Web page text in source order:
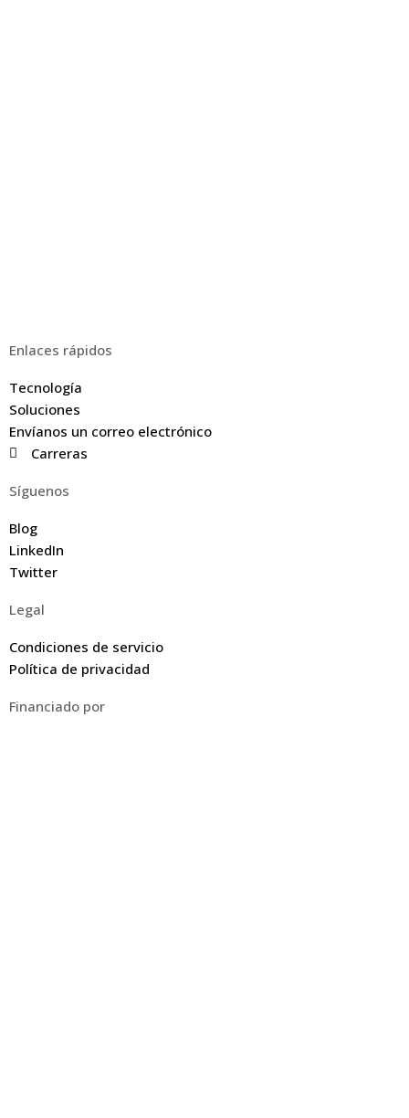
Enlaces rápidos
Tecnología
Soluciones
Envíanos un correo electrónico
Carreras
Síguenos
Blog
LinkedIn
Twitter
Legal
Condiciones de servicio
Política de privacidad
Financiado por